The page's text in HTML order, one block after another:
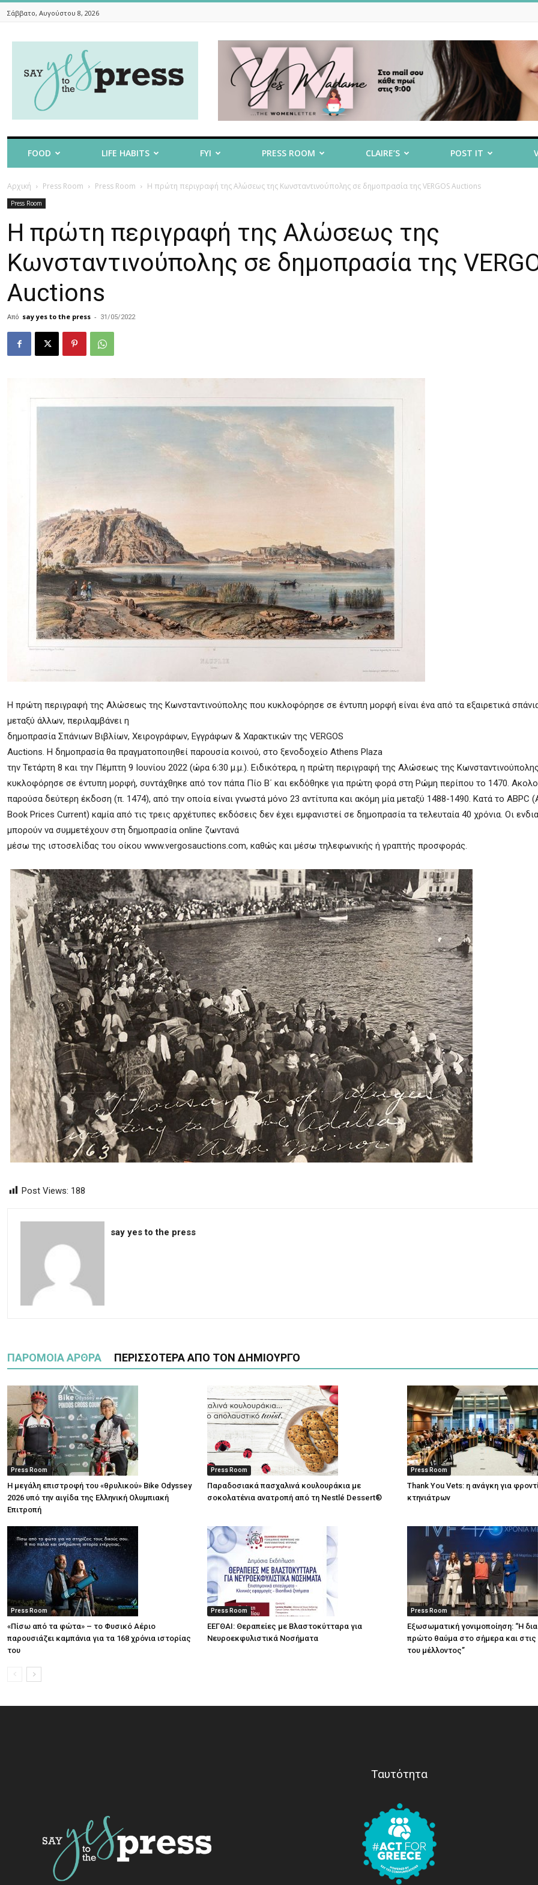
Σάββατο, Αυγούστου 8, 2026
To
The
FOOD LIFE HABITS FYI PRESS ROOM CLAIRE’S POST IT
Αρχική Press Room Press Room Η πρώτη περιγραφή της Αλώσεως της Κωνσταντινούπολης σε δημοπρασία της VERGOS Auctions
Press Room
Η πρώτη περιγραφή της Αλώσεως της
Κωνσταντινούπολης σε δημοπρασία της
Auctions
Από say yes to the press - 31/05/2022
Η πρώτη περιγραφή της Αλώσεως της Κωνσταντινούπολης που κυκλοφόρησε σε έντυπη μορφή είναι ένα από τα εξαιρετικά
μεταξύ άλλων, περιλαμβάνει η
δημοπρασία Σπάνιων Βιβλίων, Χειρογράφων, Εγγράφων & Χαρακτικών της VERGOS
Auctions. H δημοπρασία θα πραγματοποιηθεί παρουσία κοινού, στο ξενοδοχείο Athens Plaza
την Τετάρτη 8 και την Πέμπτη 9 Ιουνίου 2022 (ώρα 6:30 μ.μ.). Ειδικότερα, η πρώτη περιγραφή της Αλώσεως της
κυκλοφόρησε σε έντυπη μορφή, συντάχθηκε από τον πάπα Πίο Β΄ και εκδόθηκε για πρώτη φορά στη Ρώμη περίπου το 1470.
παρούσα δεύτερη έκδοση (π. 1474), από την οποία είναι γνωστά μόνο 23 αντίτυπα και ακόμη μία μεταξύ 1488-1490. Κατά το ABPC
Book Prices Current) καμία από τις τρεις αρχέτυπες εκδόσεις δεν έχει εμφανιστεί σε δημοπρασία τα τελευταία 40 χρόνια. Οι
μπορούν να συμμετέχουν στη δημοπρασία online ζωντανά
μέσω της ιστοσελίδας του οίκου www.vergosauctions.com, καθώς και μέσω τηλεφωνικής ή γραπτής προσφοράς.
Post Views: 188
say yes to the press
ΠΑΡΟΜΟΙΑ ΑΡΘΡΑ ΠΕΡΙΣΣΟΤΕΡΑ ΑΠΟ ΤΟΝ ΔΗΜΙΟΥΡΓΟ
Press Room
Η μεγάλη επιστροφή του «θρυλικού» Bike Odyssey
2026 υπό την αιγίδα της Ελληνική Ολυμπιακή
Επιτροπή
Press Room
Παραδοσιακά πασχαλινά κουλουράκια με
σοκολατένια ανατροπή από τη Nestlé Dessert®
Press Room
Thank You Vets: η ανάγκη για
κτηνιάτρων
Press Room
«Πίσω από τα φώτα» – το Φυσικό Αέριο
παρουσιάζει καμπάνια για τα 168 χρόνια ιστορίας
του
Press Room
ΕΕΓΘΑΙ: Θεραπείες με Βλαστοκύτταρα για
Νευροεκφυλιστικά Νοσήματα
Press Room
Eξωσωματική γονιμοποίηση: “Η
πρώτο θαύμα στο σήμερα και στις
του μέλλοντος’’
Ταυτότητα